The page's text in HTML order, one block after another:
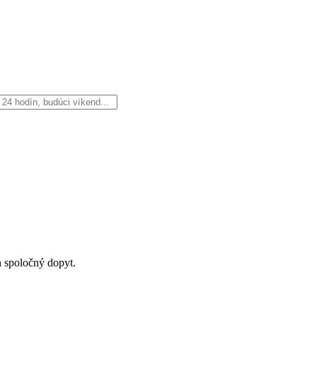
spoločný dopyt.